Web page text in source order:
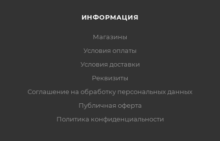
ИНФОРМАЦИЯ
Магазины
Условия оплаты
Условия доставки
Реквизиты
Соглашение на обработку персональных данных
Публичная оферта
Политика конфиденциальности